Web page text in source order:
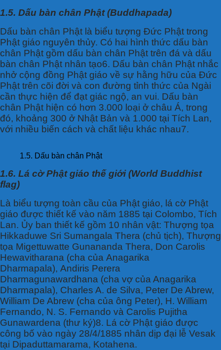
1.5. Dấu bàn chân Phật (Buddhapada)
Dấu bàn chân Phật là biểu tượng Đức Phật trong
Phật giáo nguyên thủy. Có hai hình thức dấu bàn
chân Phật gồm dấu bàn chân Phật trên đá và dấu
bàn chân Phật nhân tạo6. Dấu bàn chân Phật nhắc
nhở cộng đồng Phật giáo về sự hằng hữu của Đức
Phật trên cõi đời và con đường tỉnh thức của Ngài
cần thực hiện để đạt giác ngộ, an vui. Dấu bàn
chân Phật hiện có hơn 3.000 loại ở châu Á, trong
đó, khoảng 300 ở Nhật Bản và 1.000 tại Tích Lan,
với nhiều biến cách và chất liệu khác nhau7.
1.5. Dấu bàn chân Phật
1.6. Lá cờ Phật giáo thế giới (World Buddhist
flag)
Là biểu tượng toàn cầu của Phật giáo, lá cờ Phật
giáo được thiết kế vào năm 1885 tại Colombo, Tích
Lan. Ủy ban thiết kế gồm 10 nhân vật: Thượng tọa
Hikkaduwe Sri Sumangala Thera (chủ tịch), Thượng
tọa Migettuwatte Gunananda Thera, Don Carolis
Hewavitharana (cha của Anagarika
Dharmapala), Andiris Perera
Dharmagunawardhana (cha vợ của Anagarika
Dharmapala), Charles A. de Silva, Peter De Abrew,
William De Abrew (cha của ông Peter), H. William
Fernando, N. S. Fernando và Carolis Pujitha
Gunawardena (thư ký)8. Lá cờ Phật giáo được
công bố vào ngày 28/4/1885 nhân dịp đại lễ Vesak
tại Dipaduttamarama, Kotahena.